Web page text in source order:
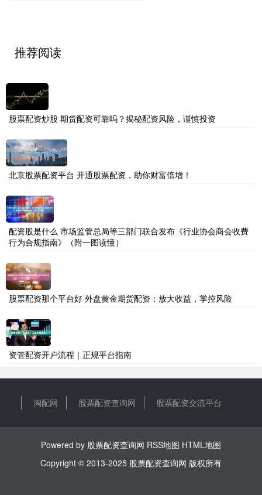
推荐阅读
股票配资炒股 期货配资可靠吗？揭秘配资风险，谨慎投资
北京股票配资平台 开通股票配资，助你财富倍增！
配资股是什么 市场监管总局等三部门联合发布《行业协会商会收费
行为合规指南》（附一图读懂）
股票配资那个平台好 外盘黄金期货配资：放大收益，掌控风险
资管配资开户流程｜正规平台指南
淘配网 股票配资查询网 股票配资交流平台
Powered by 股票配资查询网 RSS地图 HTML地图
Copyright © 2013-2025 股票配资查询网 版权所有